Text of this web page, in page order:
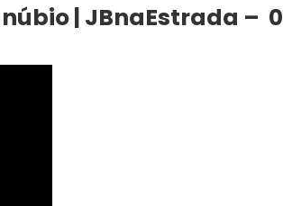
| JBnaEstrada –